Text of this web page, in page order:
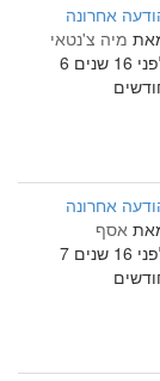
אחרונה
מיה צ'נטאי
לפני 16 שנים 6
אחרונה
אסף
לפני 16 שנים 7